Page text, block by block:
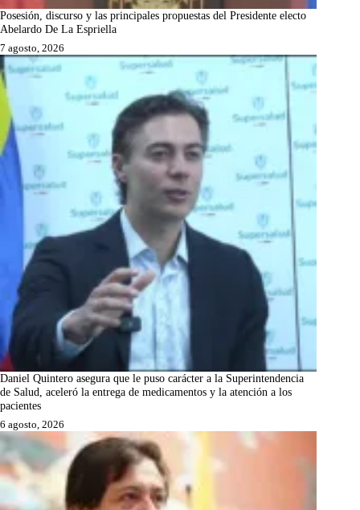
Posesión, discurso y las principales propuestas del Presidente electo
Abelardo De La Espriella
7 agosto, 2026
Daniel Quintero asegura que le puso carácter a la Superintendencia
de Salud, aceleró la entrega de medicamentos y la atención a los
pacientes
6 agosto, 2026